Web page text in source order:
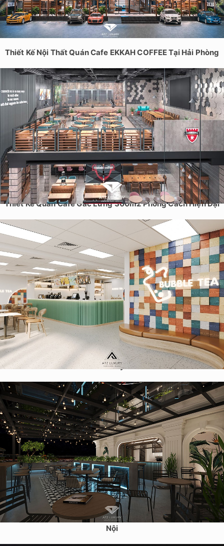
Thiết Kế Nội Thất Quán Cafe EKKAH COFFEE Tại Hải Phòng
Thiết Kế Quán Cafe Gác Lửng 300m2 Phong Cách Hiện Đại
Thiết kế quán trà sữa phong cách Scandinavian 120m2 tại
Hoa Kỳ
Mẫu thiết kế cà phê sân thượng 152m2 – Nguyễn Khoái, Hà
Nội